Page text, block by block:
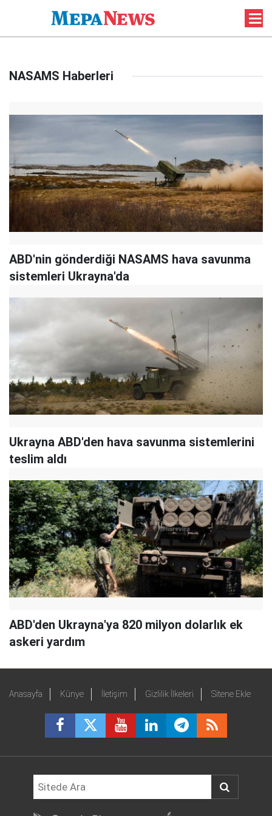
NASAMS Haberleri
ABD'nin gönderdiği NASAMS hava savunma
sistemleri Ukrayna'da
Ukrayna ABD'den hava savunma sistemlerini
teslim aldı
ABD'den Ukrayna'ya 820 milyon dolarlık ek
askeri yardım
Anasayfa Künye İletişim Gizlilik İlkeleri Sitene Ekle